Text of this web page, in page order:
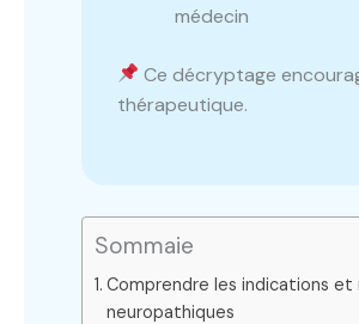
médecin
Ce décryptage
thérapeutique.
Sommaie
Comprendre les indications
neuropathiques